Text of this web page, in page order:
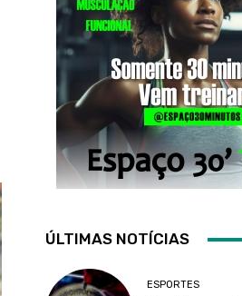
ÚLTIMAS NOTÍCIAS
ESPORTES